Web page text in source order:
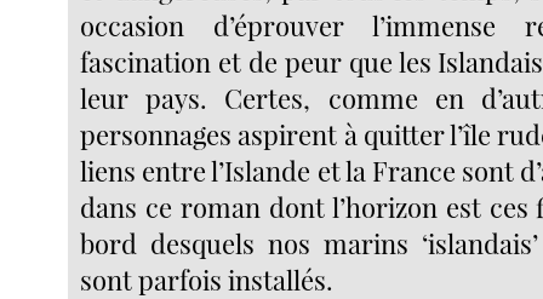
occasion d’éprouver
fascination et de peur que les
leur pays. Certes, comme en
personnages aspirent à quitter l’île
liens entre l’Islande et la France sont
dans ce roman dont l’horizon est ces
bord desquels nos marins
sont parfois installés.